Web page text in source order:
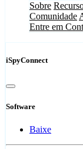
Sobre
Comunidade
Entre em
iSpyConnect
Software
Baixe